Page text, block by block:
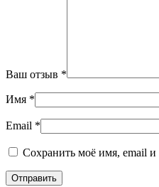
Ваш отзыв *
Имя *
Email *
Сохранить моё имя, email и